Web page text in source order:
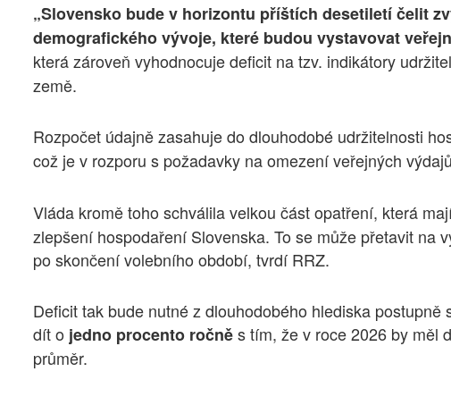
„Slovensko bude v horizontu příštích desetiletí čelit
demografického vývoje, které budou vystavovat
která zároveň vyhodnocuje deficit na tzv. indikátory
země.
Rozpočet údajně zasahuje do dlouhodobé udržitelnosti
což je v rozporu s požadavky na omezení veřejných
Vláda kromě toho schválila velkou část opatření, která
zlepšení hospodaření Slovenska. To se může přetavit na
po skončení volebního období, tvrdí RRZ.
Deficit tak bude nutné z dlouhodobého hlediska
dít o jedno procento ročněs tím, že v roce 2026 by měl
průměr.